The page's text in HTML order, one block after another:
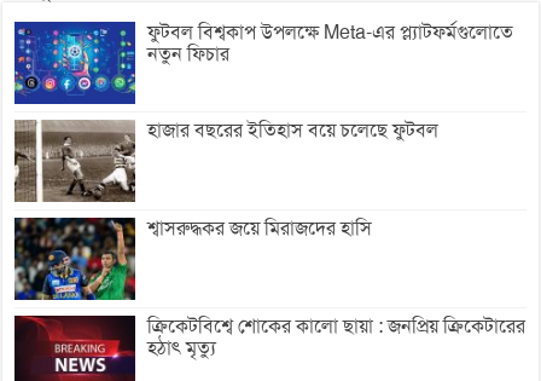
ফুটবল বিশ্বকাপ উপলক্ষে Meta-এর প্ল্যাটফর্মগুলোতে
নতুন ফিচার
হাজার বছরের ইতিহাস বয়ে চলেছে ফুটবল
শ্বাসরুদ্ধকর জয়ে মিরাজদের হাসি
ক্রিকেটবিশ্বে শোকের কালো ছায়া : জনপ্রিয় ক্রিকেটারের
হঠাৎ মৃত্যু